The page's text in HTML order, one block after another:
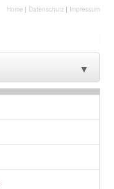
Home | Datenschutz | Impressum
▼